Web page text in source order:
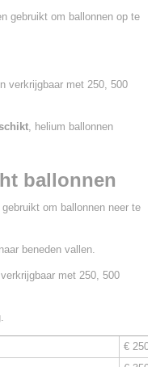
gebruikt om ballonnen op te
verkrijgbaar met 250, 500
, helium ballonnen
ballonnen
om ballonnen neer te
beneden vallen.
met 250, 500
€